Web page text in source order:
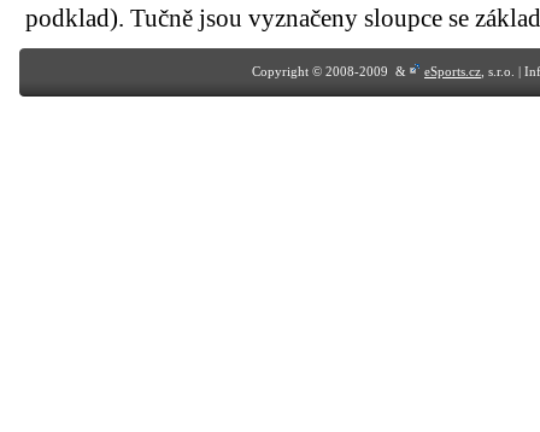
podklad). Tučně jsou vyznačeny sloupce se
Copyright © 2008-2009 & eSports.cz , s.r.o. |